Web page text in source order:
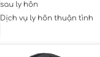
sau ly hôn
Dịch vụ ly hôn thuận tình